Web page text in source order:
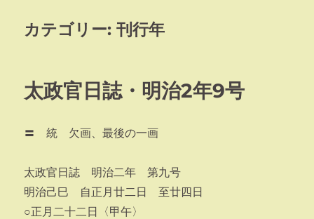
カテゴリー:刊行年
太政官日誌・明治2年9号
〓 統 欠画、最後の一画
太政官日誌 明治二年 第九号
明治己巳 自正月廿二日 至廿四日
○正月二十二日〈甲午〉